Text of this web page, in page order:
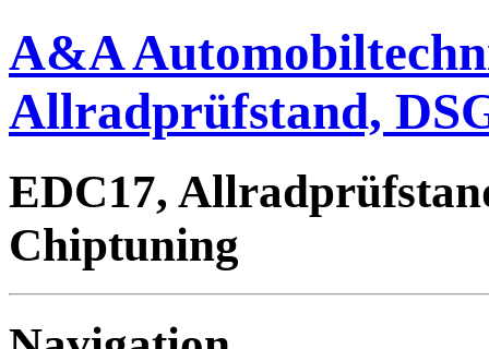
A&A
Allradprüfstand,
EDC17,
Chiptuning